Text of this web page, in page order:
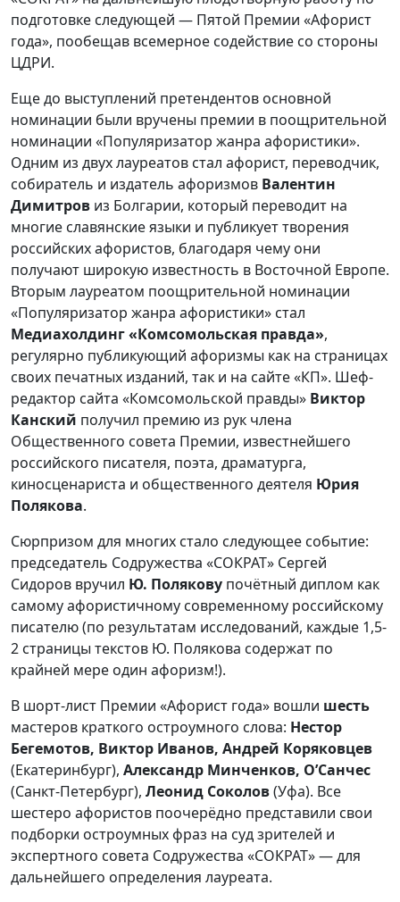
подготовке следующей — Пятой Премии «Афорист
года», пообещав всемерное содействие со стороны
ЦДРИ.
Еще до выступлений претендентов основной
номинации были вручены премии в поощрительной
номинации «Популяризатор жанра афористики».
Одним из двух лауреатов стал афорист, переводчик,
собиратель и издатель афоризмов Валентин
Димитров из Болгарии, который переводит на
многие славянские языки и публикует творения
российских афористов, благодаря чему они
получают широкую известность в Восточной Европе.
Вторым лауреатом поощрительной номинации
«Популяризатор жанра афористики» стал
Медиахолдинг «Комсомольская правда»,
регулярно публикующий афоризмы как на страницах
своих печатных изданий, так и на сайте «КП». Шеф-
редактор сайта «Комсомольской правды» Виктор
Канский получил премию из рук члена
Общественного совета Премии, известнейшего
российского писателя, поэта, драматурга,
киносценариста и общественного деятеля Юрия
Полякова.
Сюрпризом для многих стало следующее событие:
председатель Содружества «СОКРАТ» Сергей
Сидоров вручил Ю. Полякову почётный диплом как
самому афористичному современному российскому
писателю (по результатам исследований, каждые 1,5-
2 страницы текстов Ю. Полякова содержат по
крайней мере один афоризм!).
В шорт-лист Премии «Афорист года» вошли шесть
мастеров краткого остроумного слова: Нестор
Бегемотов, Виктор Иванов, Андрей Коряковцев
(Екатеринбург), Александр Минченков, О’Санчес
(Санкт-Петербург), Леонид Соколов(Уфа). Все
шестеро афористов поочерёдно представили свои
подборки остроумных фраз на суд зрителей и
экспертного совета Содружества «СОКРАТ» — для
дальнейшего определения лауреата.